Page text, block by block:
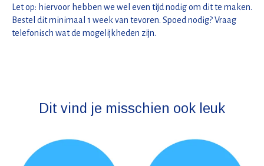
Let op: hiervoor hebben we wel even tijd nodig om dit te maken.
Bestel dit minimaal 1 week van tevoren. Spoed nodig? Vraag
telefonisch wat de mogelijkheden zijn.
Dit vind je misschien ook leuk
Items van productcarrousel